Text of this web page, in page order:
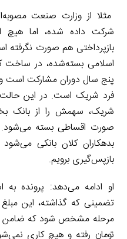
مثلا از وزارت صنعت
شرکت داده شده، اما هیچ
بازپرداختی هم صورت‌
اسلامی بسته‌شده، در ساخت
پنج سال دوران مشارکت است و
فرد شریک است. در این حالت
شریک، سهمش را از بانک
صورت اقساطی بسته می‌شود.
بدهکاران کلان بانکی
باز‌پس‌گیری برویم.
او ادامه می‌دهد: پرونده
تضمینی که گذاشته، این
مرحله مشخص شود که ضامن
تومان رفته و هیچ کاری